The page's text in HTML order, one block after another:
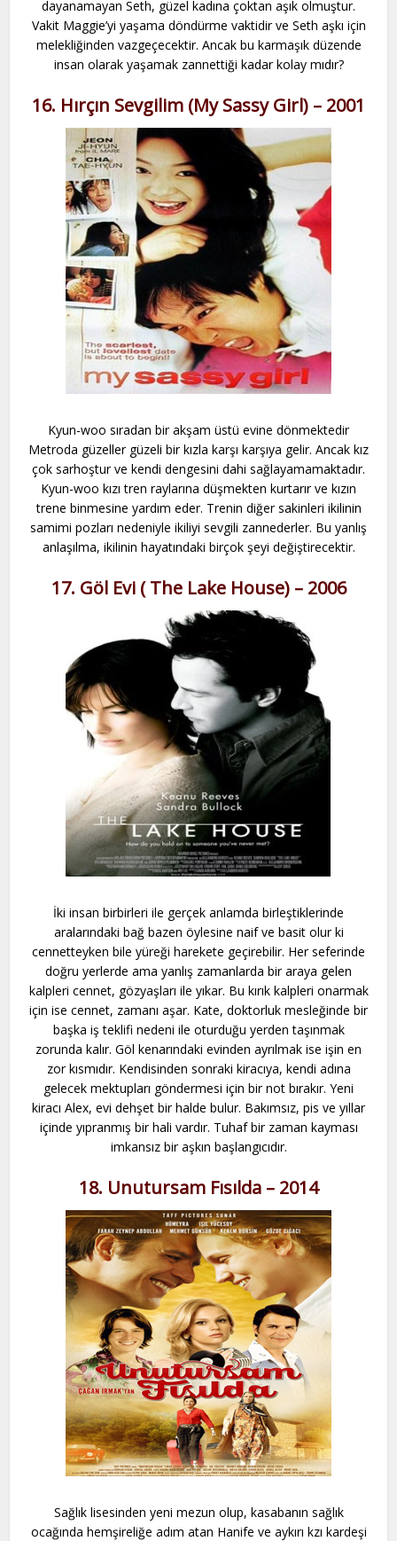
dayanamayan Seth, güzel kadına çoktan aşık olmuştur.
Vakit Maggie’yi yaşama döndürme vaktidir ve Seth aşkı için
melekliğinden vazgeçecektir. Ancak bu karmaşık düzende
insan olarak yaşamak zannettiği kadar kolay mıdır?
16. Hırçın Sevgilim (My Sassy Girl) – 2001
Kyun-woo sıradan bir akşam üstü evine dönmektedir
Metroda güzeller güzeli bir kızla karşı karşıya gelir. Ancak kız
çok sarhoştur ve kendi dengesini dahi sağlayamamaktadır.
Kyun-woo kızı tren raylarına düşmekten kurtarır ve kızın
trene binmesine yardım eder. Trenin diğer sakinleri ikilinin
samimi pozları nedeniyle ikiliyi sevgili zannederler. Bu yanlış
anlaşılma, ikilinin hayatındaki birçok şeyi değiştirecektir.
17. Göl Evi ( The Lake House) – 2006
İki insan birbirleri ile gerçek anlamda birleştiklerinde
aralarındaki bağ bazen öylesine naif ve basit olur ki
cennetteyken bile yüreği harekete geçirebilir. Her seferinde
doğru yerlerde ama yanlış zamanlarda bir araya gelen
kalpleri cennet, gözyaşları ile yıkar. Bu kırık kalpleri onarmak
için ise cennet, zamanı aşar. Kate, doktorluk mesleğinde bir
başka iş teklifi nedeni ile oturduğu yerden taşınmak
zorunda kalır. Göl kenarındaki evinden ayrılmak ise işin en
zor kısmıdır. Kendisinden sonraki kiracıya, kendi adına
gelecek mektupları göndermesi için bir not bırakır. Yeni
kiracı Alex, evi dehşet bir halde bulur. Bakımsız, pis ve yıllar
içinde yıpranmış bir hali vardır. Tuhaf bir zaman kayması
imkansız bir aşkın başlangıcıdır.
18. Unutursam Fısılda – 2014
Sağlık lisesinden yeni mezun olup, kasabanın sağlık
ocağında hemşireliğe adım atan Hanife ve aykırı kzı kardeşi